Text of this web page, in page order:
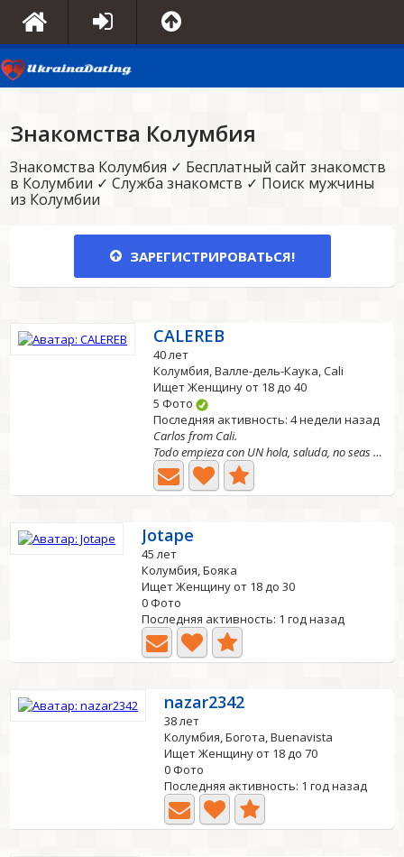
Знакомства Колумбия
Знакомства Колумбия ✓ Бесплатный сайт знакомств
в Колумбии ✓ Служба знакомств ✓ Поиск мужчины
из Колумбии
ЗАРЕГИСТРИРОВАТЬСЯ!
CALEREB
40 лет
Колумбия, Валле-дель-Каука, Cali
Ищет Женщину от 18 до 40
5 Фото
Последняя активность: 4 недели назад
Carlos from Cali.
Todo empieza con UN hola, saluda, no seas timida. It...
Jotape
45 лет
Колумбия, Бояка
Ищет Женщину от 18 до 30
0 Фото
Последняя активность: 1 год назад
nazar2342
38 лет
Колумбия, Богота, Buenavista
Ищет Женщину от 18 до 70
0 Фото
Последняя активность: 1 год назад